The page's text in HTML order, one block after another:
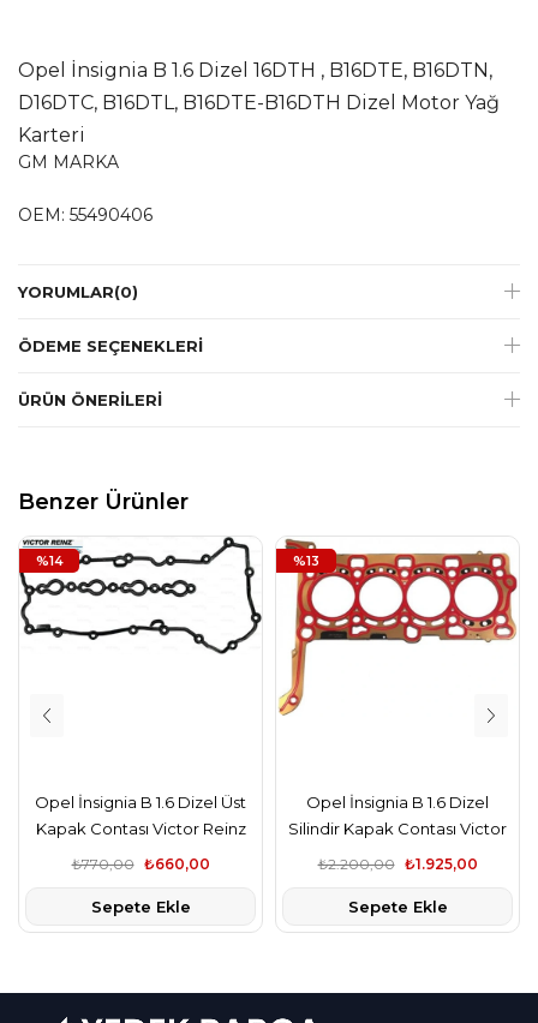
Opel İnsignia B 1.6 Dizel 16DTH , B16DTE, B16DTN,
D16DTC, B16DTL, B16DTE-B16DTH Dizel Motor Yağ
Karteri
GM MARKA
OEM: 55490406
YORUMLAR(0)
ÖDEME SEÇENEKLERI
ÜRÜN ÖNERILERI
Benzer Ürünler
Opel İnsignia B 1.6 Dizel Üst
Kapak Contası Victor Reinz
Marka₺660,00
₺770,00
Sepete Ekle
%14
Opel İnsignia B 1.6 Dizel
Silindir Kapak Contası Victor
Reinz Marka₺1.925,00
₺2.200,00
Sepete Ekle
%13